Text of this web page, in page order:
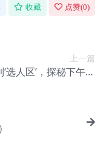
收藏 点赞(0)
上一篇
人区’，探秘下午的